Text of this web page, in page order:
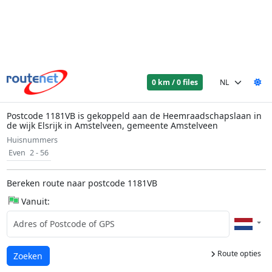
0 km / 0 files
Postcode 1181VB is gekoppeld aan de Heemraadschapslaan in
de wijk Elsrijk in Amstelveen, gemeente Amstelveen
Huisnummers
Even 2 - 56
Bereken route naar postcode 1181VB
Vanuit:
Route opties
Laden...
Zoeken